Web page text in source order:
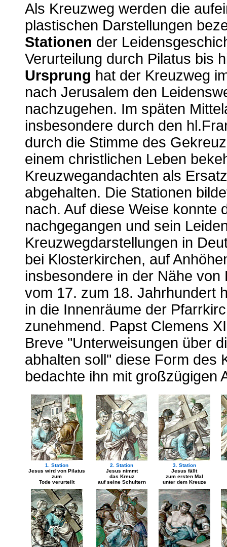
Als Kreuzweg werden die
plastischen Darstellungen
Stationen der
Verurteilung durch Pilatus bis
Ursprung hat der Kreuzweg
nach Jerusalem den
nachzugehen. Im späten
insbesondere durch den
durch die Stimme des
einem christlichen Leben
Kreuzwegandachten als
abgehalten. Die Stationen
nach. Auf diese Weise konnte
nachgegangen und sein
Kreuzwegdarstellungen in
bei Klosterkirchen, auf
insbesondere in der Nähe
vom 17. zum 18. Jahrhundert
in die Innenräume der
zunehmend. Papst Clemens
Breve "Unterweisungen über
abhalten soll" diese Form des
bedachte ihn mit großzügigen
1. Station
Jesus wird von Pilatus
zum
Tode verurteilt
2. Station
Jesus nimmt
das Kreuz
auf seine Schultern
3. Station
Jesus fällt
zum ersten Mal
unter dem Kreuze